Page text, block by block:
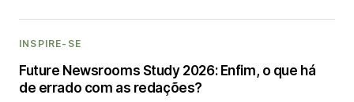
INSPIRE-SE
Future Newsrooms Study 2026: Enfim, o que há
de errado com as redações?